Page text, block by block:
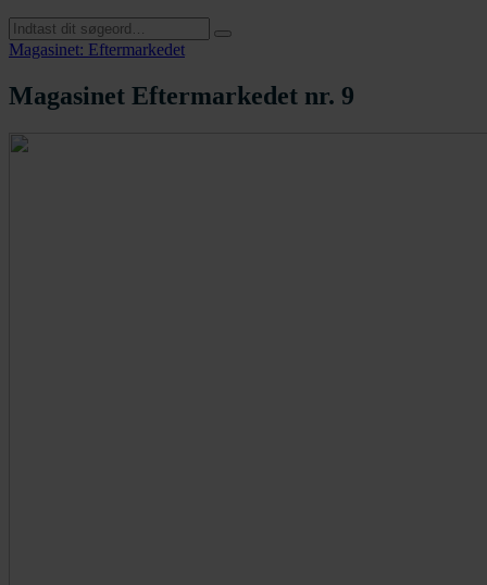
Magasinet: Eftermarkedet
Magasinet Eftermarkedet nr. 9